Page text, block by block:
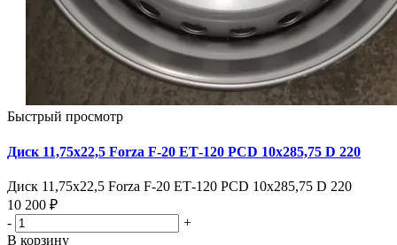
Быстрый просмотр
Диск 11,75х22,5 Forza F-20 ЕТ-120 PCD 10х285,75 D 220
Диск 11,75х22,5 Forza F-20 ЕТ-120 PCD 10х285,75 D 220
10 200 ₽
-
+
В корзину